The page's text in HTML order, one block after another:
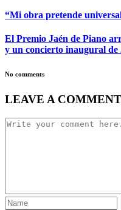
“Mi obra pretende
El Premio Jaén de Piano
y un concierto inaugural de
No comments
LEAVE A COMMENT